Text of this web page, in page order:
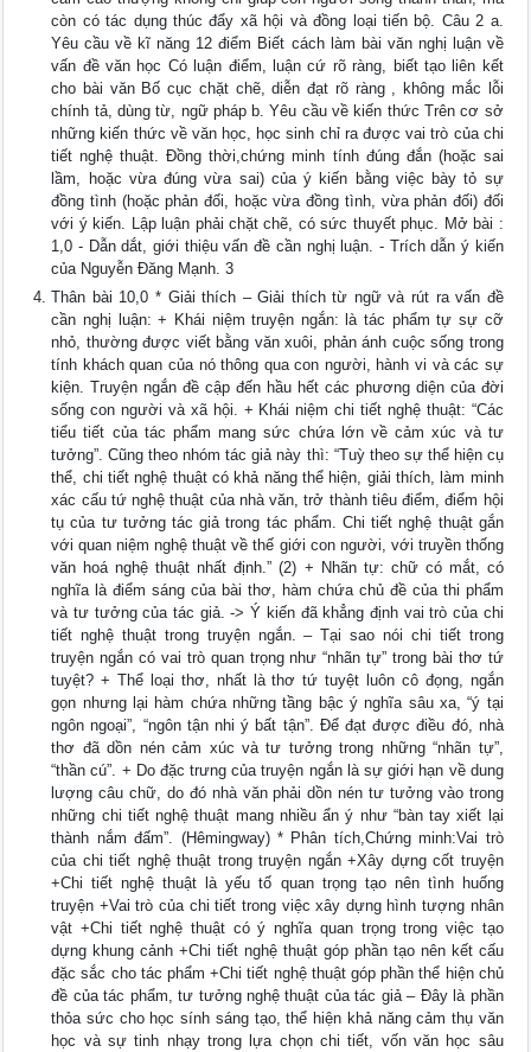
còn có tác dụng thúc đẩy xã hội và đồng loại tiến bộ. Câu 2 a.
Yêu cầu về kĩ năng 12 điểm Biết cách làm bài văn nghị luận về
vấn đề văn học Có luận điểm, luận cứ rõ ràng, biết tạo liên kết
cho bài văn Bố cục chặt chẽ, diễn đạt rõ ràng , không mắc lỗi
chính tả, dùng từ, ngữ pháp b. Yêu cầu về kiến thức Trên cơ sở
những kiến thức về văn học, học sinh chỉ ra được vai trò của chi
tiết nghệ thuật. Đồng thời,chứng minh tính đúng đắn (hoặc sai
lầm, hoặc vừa đúng vừa sai) của ý kiến bằng việc bày tỏ sự
đồng tình (hoặc phản đối, hoặc vừa đồng tình, vừa phản đối) đối
với ý kiến. Lập luận phải chặt chẽ, có sức thuyết phục. Mở bài :
1,0 - Dẫn dắt, giới thiệu vấn đề cần nghị luận. - Trích dẫn ý kiến
của Nguyễn Đăng Mạnh. 3
Thân bài 10,0 * Giải thích – Giải thích từ ngữ và rút ra vấn đề
cần nghị luận: + Khái niệm truyện ngắn: là tác phẩm tự sự cỡ
nhỏ, thường được viết bằng văn xuôi, phản ánh cuộc sống trong
tính khách quan của nó thông qua con người, hành vi và các sự
kiện. Truyện ngắn đề cập đến hầu hết các phương diện của đời
sống con người và xã hội. + Khái niệm chi tiết nghệ thuật: “Các
tiểu tiết của tác phẩm mang sức chứa lớn về cảm xúc và tư
tưởng”. Cũng theo nhóm tác giả này thì: “Tuỳ theo sự thể hiện cụ
thể, chi tiết nghệ thuật có khả năng thể hiện, giải thích, làm minh
xác cấu tứ nghệ thuật của nhà văn, trở thành tiêu điểm, điểm hội
tụ của tư tưởng tác giả trong tác phẩm. Chi tiết nghệ thuật gắn
với quan niệm nghệ thuật về thế giới con người, với truyền thống
văn hoá nghệ thuật nhất định.” (2) + Nhãn tự: chữ có mắt, có
nghĩa là điểm sáng của bài thơ, hàm chứa chủ đề của thi phẩm
và tư tưởng của tác giả. -> Ý kiến đã khẳng định vai trò của chi
tiết nghệ thuật trong truyện ngắn. – Tại sao nói chi tiết trong
truyện ngắn có vai trò quan trọng như “nhãn tự” trong bài thơ tứ
tuyệt? + Thể loại thơ, nhất là thơ tứ tuyệt luôn cô đọng, ngắn
gọn nhưng lại hàm chứa những tầng bậc ý nghĩa sâu xa, “ý tại
ngôn ngoại”, “ngôn tận nhi ý bất tận”. Để đạt được điều đó, nhà
thơ đã dồn nén cảm xúc và tư tưởng trong những “nhãn tự”,
“thần cú”. + Do đặc trưng của truyện ngắn là sự giới hạn về dung
lượng câu chữ, do đó nhà văn phải dồn nén tư tưởng vào trong
những chi tiết nghệ thuật mang nhiều ẩn ý như “bàn tay xiết lại
thành nắm đấm”. (Hêmingway) * Phân tích,Chứng minh:Vai trò
của chi tiết nghệ thuật trong truyện ngắn +Xây dựng cốt truyện
+Chi tiết nghệ thuật là yếu tố quan trọng tạo nên tình huống
truyện +Vai trò của chi tiết trong việc xây dựng hình tượng nhân
vật +Chi tiết nghệ thuật có ý nghĩa quan trọng trong việc tạo
dựng khung cảnh +Chi tiết nghệ thuật góp phần tạo nên kết cấu
đặc sắc cho tác phẩm +Chi tiết nghệ thuật góp phần thể hiện chủ
đề của tác phẩm, tư tưởng nghệ thuật của tác giả – Đây là phần
thỏa sức cho học sính sáng tạo, thể hiện khả năng cảm thụ văn
học và sự tinh nhạy trong lựa chọn chi tiết, vốn văn học sâu